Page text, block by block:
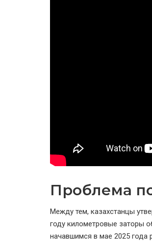
Проблема
Между тем, казахстанцы
году километровые заторы
начавшимся в мае 2025 года